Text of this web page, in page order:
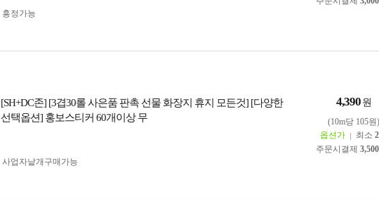
흥정가능
[SH+DC존] [3겹30롤 사은품 판촉 선물 화장지 휴지 모든것] [다양한
선택옵션] 홍보스티커 60개이상 무
4,390 원
(10m당 105원)
옵션가
최소 2
주문시결제 3,500
사업자 낱개구매가능